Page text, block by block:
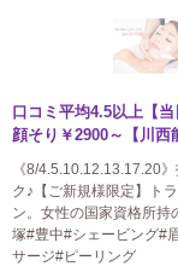
口コミ平均4.5以上【
顔そり￥2900～【川西
《8/4.5.10.12.13.17.20
ク♪【ご新規様限定】ト
ン。女性の国家資格所
塚#豊中#シェービング#
サージ#ピーリング